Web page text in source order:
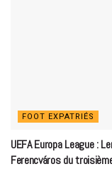
FOOT EXPATRIÉS
UEFA Europa League :
Ferencváros du